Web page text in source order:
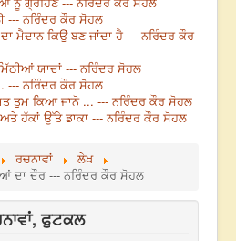
--- ਨਰਿੰਦਰ ਕੌਰ ਸੋਹਲ
ਮੈਦਾਨ ਕਿਉਂ ਬਣ ਜਾਂਦਾ ਹੈ --- ਨਰਿੰਦਰ ਕੌਰ
ਯਾਦਾਂ --- ਨਰਿੰਦਰ ਸੋਹਲ
--- ਨਰਿੰਦਰ ਕੌਰ ਸੋਹਲ
ਤੁਮ ਕਿਆ ਜਾਨੋ ... --- ਨਰਿੰਦਰ ਕੌਰ ਸੋਹਲ
ਹੱਕਾਂ ਉੱਤੇ ਡਾਕਾ --- ਨਰਿੰਦਰ ਕੌਰ ਸੋਹਲ
ਰਚਨਾਵਾਂ
ਲੇਖ
ਦਾ ਦੌਰ --- ਨਰਿੰਦਰ ਕੌਰ ਸੋਹਲ
ਫੁਟਕਲ